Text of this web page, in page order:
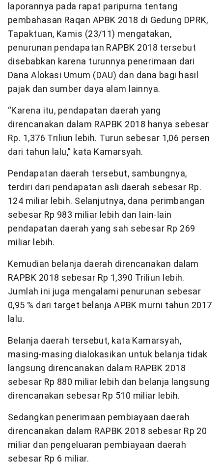
laporannya pada rapat paripurna tentang
pembahasan Raqan APBK 2018 di Gedung DPRK,
Tapaktuan, Kamis (23/11) mengatakan,
penurunan pendapatan RAPBK 2018 tersebut
disebabkan karena turunnya penerimaan dari
Dana Alokasi Umum (DAU) dan dana bagi hasil
pajak dan sumber daya alam lainnya.
“Karena itu, pendapatan daerah yang
direncanakan dalam RAPBK 2018 hanya sebesar
Rp. 1,376 Triliun lebih. Turun sebesar 1,06 persen
dari tahun lalu,” kata Kamarsyah.
Pendapatan daerah tersebut, sambungnya,
terdiri dari pendapatan asli daerah sebesar Rp.
124 miliar lebih. Selanjutnya, dana perimbangan
sebesar Rp 983 miliar lebih dan lain-lain
pendapatan daerah yang sah sebesar Rp 269
miliar lebih.
Kemudian belanja daerah direncanakan dalam
RAPBK 2018 sebesar Rp 1,390 Triliun lebih.
Jumlah ini juga mengalami penurunan sebesar
0,95 % dari target belanja APBK murni tahun 2017
lalu.
Belanja daerah tersebut, kata Kamarsyah,
masing-masing dialokasikan untuk belanja tidak
langsung direncanakan dalam RAPBK 2018
sebesar Rp 880 miliar lebih dan belanja langsung
direncanakan sebesar Rp 510 miliar lebih.
Sedangkan penerimaan pembiayaan daerah
direncanakan dalam RAPBK 2018 sebesar Rp 20
miliar dan pengeluaran pembiayaan daerah
sebesar Rp 6 miliar.